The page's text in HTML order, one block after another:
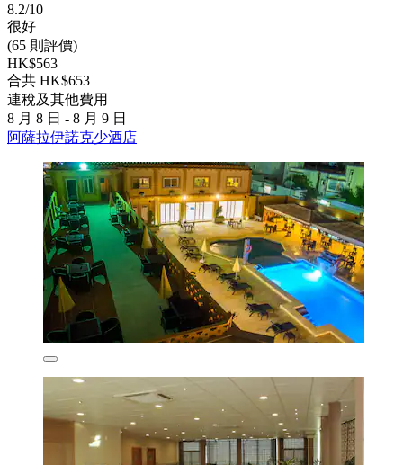
8.2/10
很好
(65 則評價)
HK$563
合共 HK$653
連稅及其他費用
8 月 8 日 - 8 月 9 日
阿薩拉伊諾克少酒店